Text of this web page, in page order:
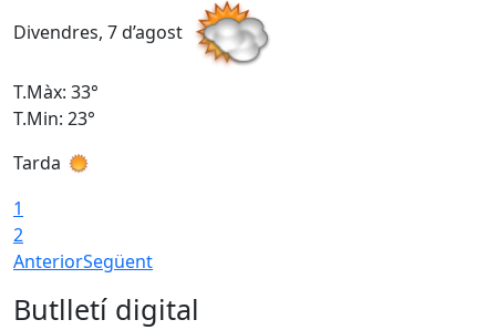
Divendres, 7 d’agost
T.Màx: 33°
T.Min: 23°
Tarda
1
2
AnteriorSegüent
Butlletí digital